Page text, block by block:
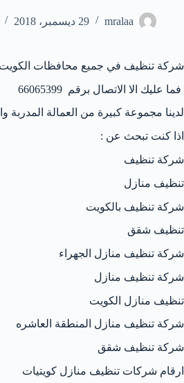
mralaa 29 ديسمبر، 2018
شركة تنظيف في جميع محافظات الكويت
فما عليك الا الاتصال برقم 66065399
لدينا مجموعة كبيرة من العمالة
اذا كنت تبحث عن :
شركة تنظيف
تنظيف منازل
شركة تنظيف بالكويت
تنظيف شقق
شركة تنظيف منازل الجهراء
شركة تنظيف منازل
تنظيف منازل الكويت
شركة تنظيف منازل المنطقة العاشره
شركة تنظيف شقق
ارقام شركات تنظيف منازل كويتيات